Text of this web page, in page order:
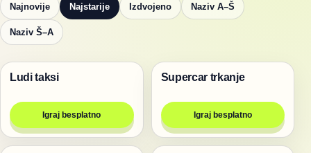
Najnovije Najstarije Izdvojeno Naziv A–Š
Naziv Š–A
Trke
Ludi taksi
Igraj besplatno
Trke
Supercar trkanje
Igraj besplatno